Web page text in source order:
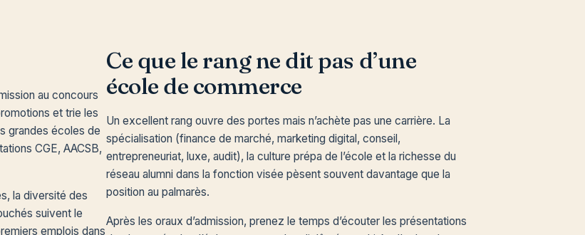
au concours
et trie les
grandes écoles de
CGE, AACSB,
la diversité des
suivent le
emplois dans
Ce que le rang ne dit pas d’une
école de commerce
Un excellent rang ouvre des portes mais n’achète pas une carrière. La
spécialisation (finance de marché, marketing digital, conseil,
entrepreneuriat, luxe, audit), la culture prépa de l’école et la richesse du
réseau alumni dans la fonction visée pèsent souvent davantage que la
position au palmarès.
Après les oraux d’admission, prenez le temps d’écouter les présentations